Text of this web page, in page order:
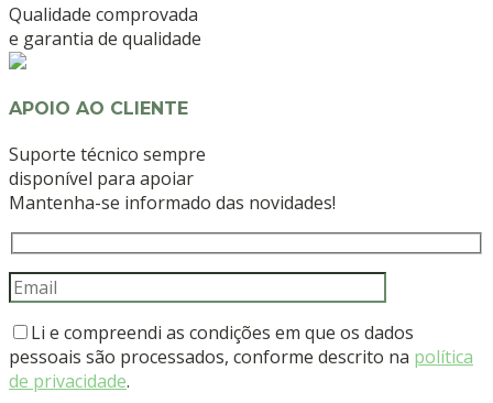
Qualidade comprovada
e garantia de qualidade
APOIO AO CLIENTE
Suporte técnico sempre
disponível para apoiar
Mantenha-se informado das novidades!
Li e compreendi as condições em que os dados
pessoais são processados, conforme descrito na política
de privacidade.